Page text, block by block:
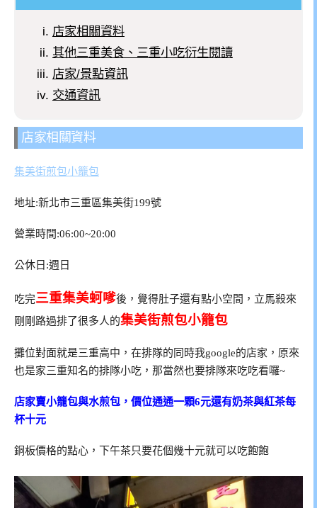
店家相關資料
其他三重美食、三重小吃衍生閱讀
店家/景點資訊
交通資訊
店家相關資料
集美街煎包小籠包
地址:新北市三重區集美街199號
營業時間:06:00~20:00
公休日:週日
吃完三重集美蚵嗲後，覺得肚子還有點小空間，立馬殺來
剛剛路過排了很多人的集美街煎包小籠包
攤位對面就是三重高中，在排隊的同時我google的店家，原來
也是家三重知名的排隊小吃，那當然也要排隊來吃吃看囉~
店家賣小籠包與水煎包，價位通通一顆6元還有奶茶與紅茶每
杯十元
銅板價格的點心，下午茶只要花個幾十元就可以吃飽飽